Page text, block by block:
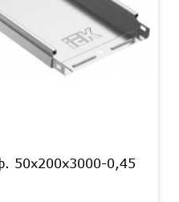
50х200х3000-0,45